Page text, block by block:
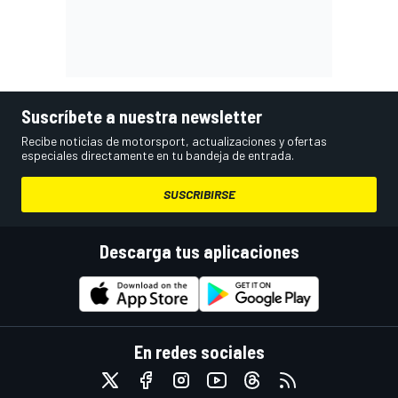
Suscríbete a nuestra newsletter
Recibe noticias de motorsport, actualizaciones y ofertas
especiales directamente en tu bandeja de entrada.
SUSCRIBIRSE
Descarga tus aplicaciones
En redes sociales